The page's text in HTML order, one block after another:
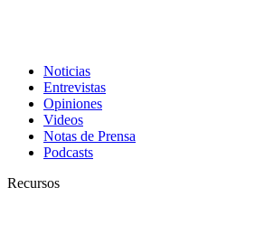
Noticias
Entrevistas
Opiniones
Videos
Notas de Prensa
Podcasts
Recursos